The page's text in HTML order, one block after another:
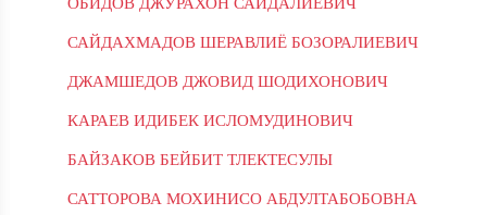
САЙДАХМАДОВ ШЕРАВЛИЁ БОЗОРАЛИЕВИЧ
ДЖАМШЕДОВ ДЖОВИД ШОДИХОНОВИЧ
КАРАЕВ ИДИБЕК ИСЛОМУДИНОВИЧ
БАЙЗАКОВ БЕЙБИТ ТЛЕКТЕСУЛЫ
САТТОРОВА МОХИНИСО АБДУЛТАБОБОВНА